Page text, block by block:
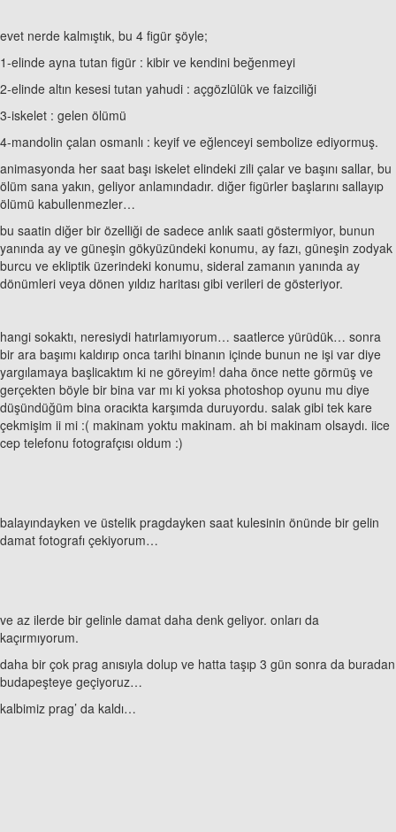
evet nerde kalmıştık, bu 4 figür şöyle;
1-elinde ayna tutan figür : kibir ve kendini beğenmeyi
2-elinde altın kesesi tutan yahudi : açgözlülük ve faizciliği
3-iskelet : gelen ölümü
4-mandolin çalan osmanlı : keyif ve eğlenceyi sembolize ediyormuş.
animasyonda her saat başı iskelet elindeki zili çalar ve başını sallar, bu
ölüm sana yakın, geliyor anlamındadır. diğer figürler başlarını sallayıp
ölümü kabullenmezler…
bu saatin diğer bir özelliği de sadece anlık saati göstermiyor, bunun
yanında ay ve güneşin gökyüzündeki konumu, ay fazı, güneşin zodyak
burcu ve ekliptik üzerindeki konumu, sideral zamanın yanında ay
dönümleri veya dönen yıldız haritası gibi verileri de gösteriyor.
hangi sokaktı, neresiydi hatırlamıyorum… saatlerce yürüdük… sonra
bir ara başımı kaldırıp onca tarihi binanın içinde bunun ne işi var diye
yargılamaya başlicaktım ki ne göreyim! daha önce nette görmüş ve
gerçekten böyle bir bina var mı ki yoksa photoshop oyunu mu diye
düşündüğüm bina oracıkta karşımda duruyordu. salak gibi tek kare
çekmişim ii mi :( makinam yoktu makinam. ah bi makinam olsaydı. iice
cep telefonu fotografçısı oldum :)
balayındayken ve üstelik pragdayken saat kulesinin önünde bir gelin
damat fotografı çekiyorum…
ve az ilerde bir gelinle damat daha denk geliyor. onları da
kaçırmıyorum.
daha bir çok prag anısıyla dolup ve hatta taşıp 3 gün sonra da buradan
budapeşteye geçiyoruz…
kalbimiz prag’ da kaldı…